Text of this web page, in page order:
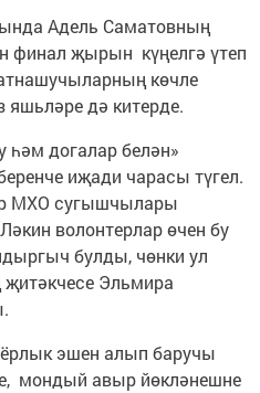
Адель Саматовның
финал җырын күңелгә үтеп
көчле
дә китерде.
һәм догалар белән»
иҗади чарасы түгел.
МХО сугышчылары
волонтерлар өчен бу
булды, чөнки ул
җитәкчесе Эльмира
эшен алып баручы
мондый авыр йөкләнешне